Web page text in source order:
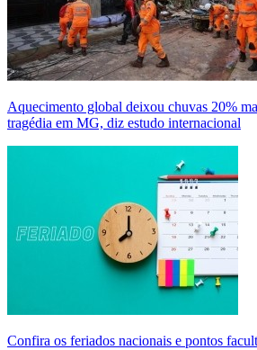
Aquecimento global deixou chuvas 20%
tragédia em MG, diz estudo internacional
Confira os feriados nacionais e pontos